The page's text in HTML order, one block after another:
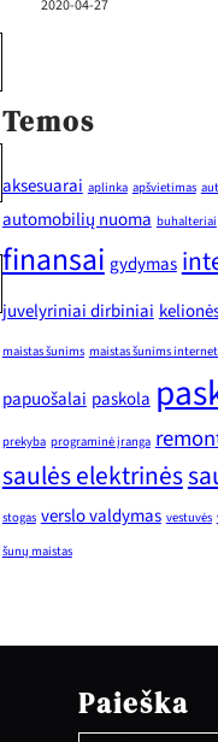
2020-04-27
Temos
aksesuarai aplinka apšvietimas
automobilių nuoma buhalteriai
finansai gydymas
juvelyriniai dirbiniai
maistas šunims maistas šunims
papuošalai paskola
prekyba programinė įranga
saulės elektrinės
stogas verslo valdymas vestuvės
šunų maistas
Paieška
e
a